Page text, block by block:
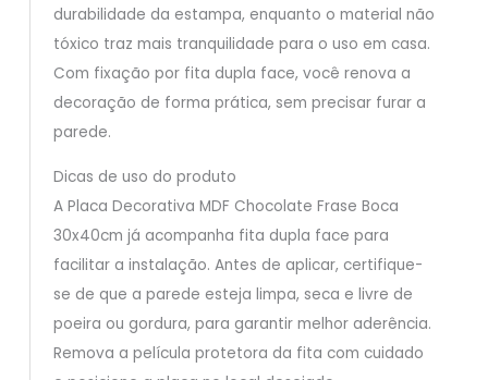
durabilidade da estampa, enquanto o material não
tóxico traz mais tranquilidade para o uso em casa.
Com fixação por fita dupla face, você renova a
decoração de forma prática, sem precisar furar a
parede.
Dicas de uso do produto
A Placa Decorativa MDF Chocolate Frase Boca
30x40cm já acompanha fita dupla face para
facilitar a instalação. Antes de aplicar, certifique-
se de que a parede esteja limpa, seca e livre de
poeira ou gordura, para garantir melhor aderência.
Remova a película protetora da fita com cuidado